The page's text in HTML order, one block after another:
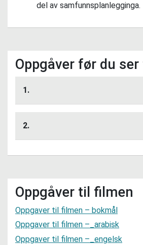
del av samfunnsplanlegginga.
Oppgåver før du
1.
2.
rusta til å takle meir
Oppgåver til filmen
Oppgaver til filmen – bokmål
Oppgaver til filmen –_arabisk
Oppgaver til filmen –_engelsk